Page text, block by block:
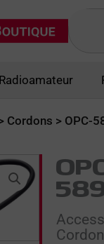
Radioamateur
Cordons > OPC-